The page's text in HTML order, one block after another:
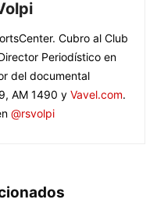
Cubro al Club
Periodístico en
del documental
AM 1490 y Vavel.com.
@rsvolpi